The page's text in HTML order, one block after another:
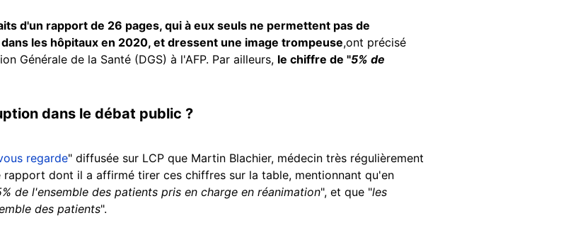
d'un rapport de 26 pages, qui à eux seuls ne permettent pas de
les hôpitaux en 2020, et dressent une image trompeuse,ont précisé
Générale de la Santé (DGS) à l'AFP. Par ailleurs, le chiffre de "5% de
dans le débat public ?
regarde" diffusée sur LCP que Martin Blachier, médecin très régulièrement
rapport dont il a affirmé tirer ces chiffres sur la table, mentionnant qu'en
de l'ensemble des patients pris en charge en réanimation", et que "les
des patients".